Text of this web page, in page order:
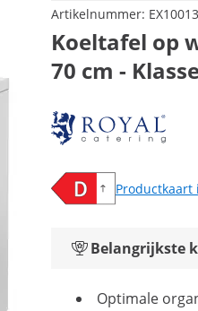
Artikelnummer:
Koeltafel op
70 cm -
Belangrijkste
Optimale